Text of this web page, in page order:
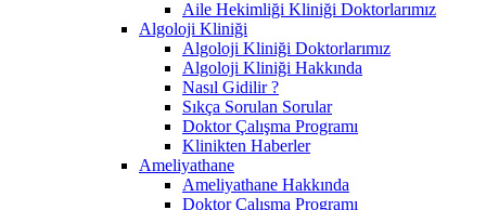
Aile Hekimliği Kliniği Doktorlarımız
Algoloji Kliniği
Algoloji Kliniği Doktorlarımız
Algoloji Kliniği Hakkında
Nasıl Gidilir ?
Sıkça Sorulan Sorular
Doktor Çalışma Programı
Klinikten Haberler
Ameliyathane
Ameliyathane Hakkında
Doktor Çalışma Programı